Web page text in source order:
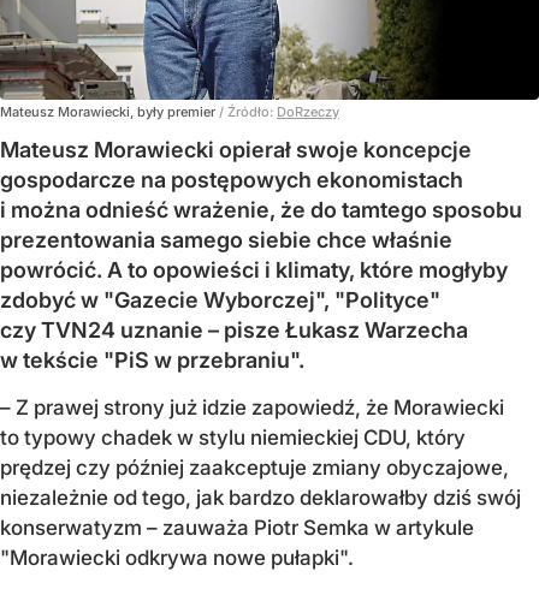
Mateusz Morawiecki, były premier / Źródło: DoRzeczy
Mateusz Morawiecki opierał swoje koncepcje
gospodarcze na postępowych ekonomistach
i można odnieść wrażenie, że do tamtego sposobu
prezentowania samego siebie chce właśnie
powrócić. A to opowieści i klimaty, które mogłyby
zdobyć w "Gazecie Wyborczej", "Polityce"
czy TVN24 uznanie – pisze Łukasz Warzecha
w tekście "PiS w przebraniu".
– Z prawej strony już idzie zapowiedź, że Morawiecki
to typowy chadek w stylu niemieckiej CDU, który
prędzej czy później zaakceptuje zmiany obyczajowe,
niezależnie od tego, jak bardzo deklarowałby dziś swój
konserwatyzm – zauważa Piotr Semka w artykule
"Morawiecki odkrywa nowe pułapki".